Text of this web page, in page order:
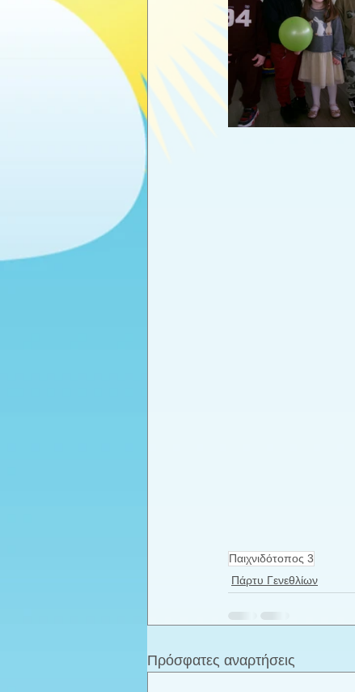
Παιχνιδότοπος 3
Πάρτυ Γενεθλίων
Πρόσφατες αναρτήσεις